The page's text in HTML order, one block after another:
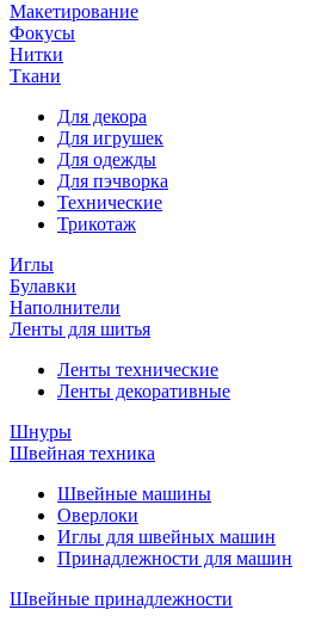
Макетирование
Фокусы
Нитки
Ткани
Для декора
Для игрушек
Для одежды
Для пэчворка
Технические
Трикотаж
Иглы
Булавки
Наполнители
Ленты для шитья
Ленты технические
Ленты декоративные
Шнуры
Швейная техника
Швейные машины
Оверлоки
Иглы для швейных машин
Принадлежности для машин
Швейные принадлежности